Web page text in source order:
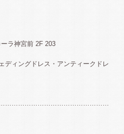
ラ神宮前 2F 203
ディングドレス・アンティークドレ